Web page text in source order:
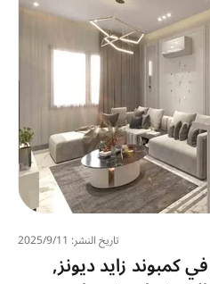
تاريخ النشر: 11‏‏/9‏‏/2025
كمبوند زايد ديونز,